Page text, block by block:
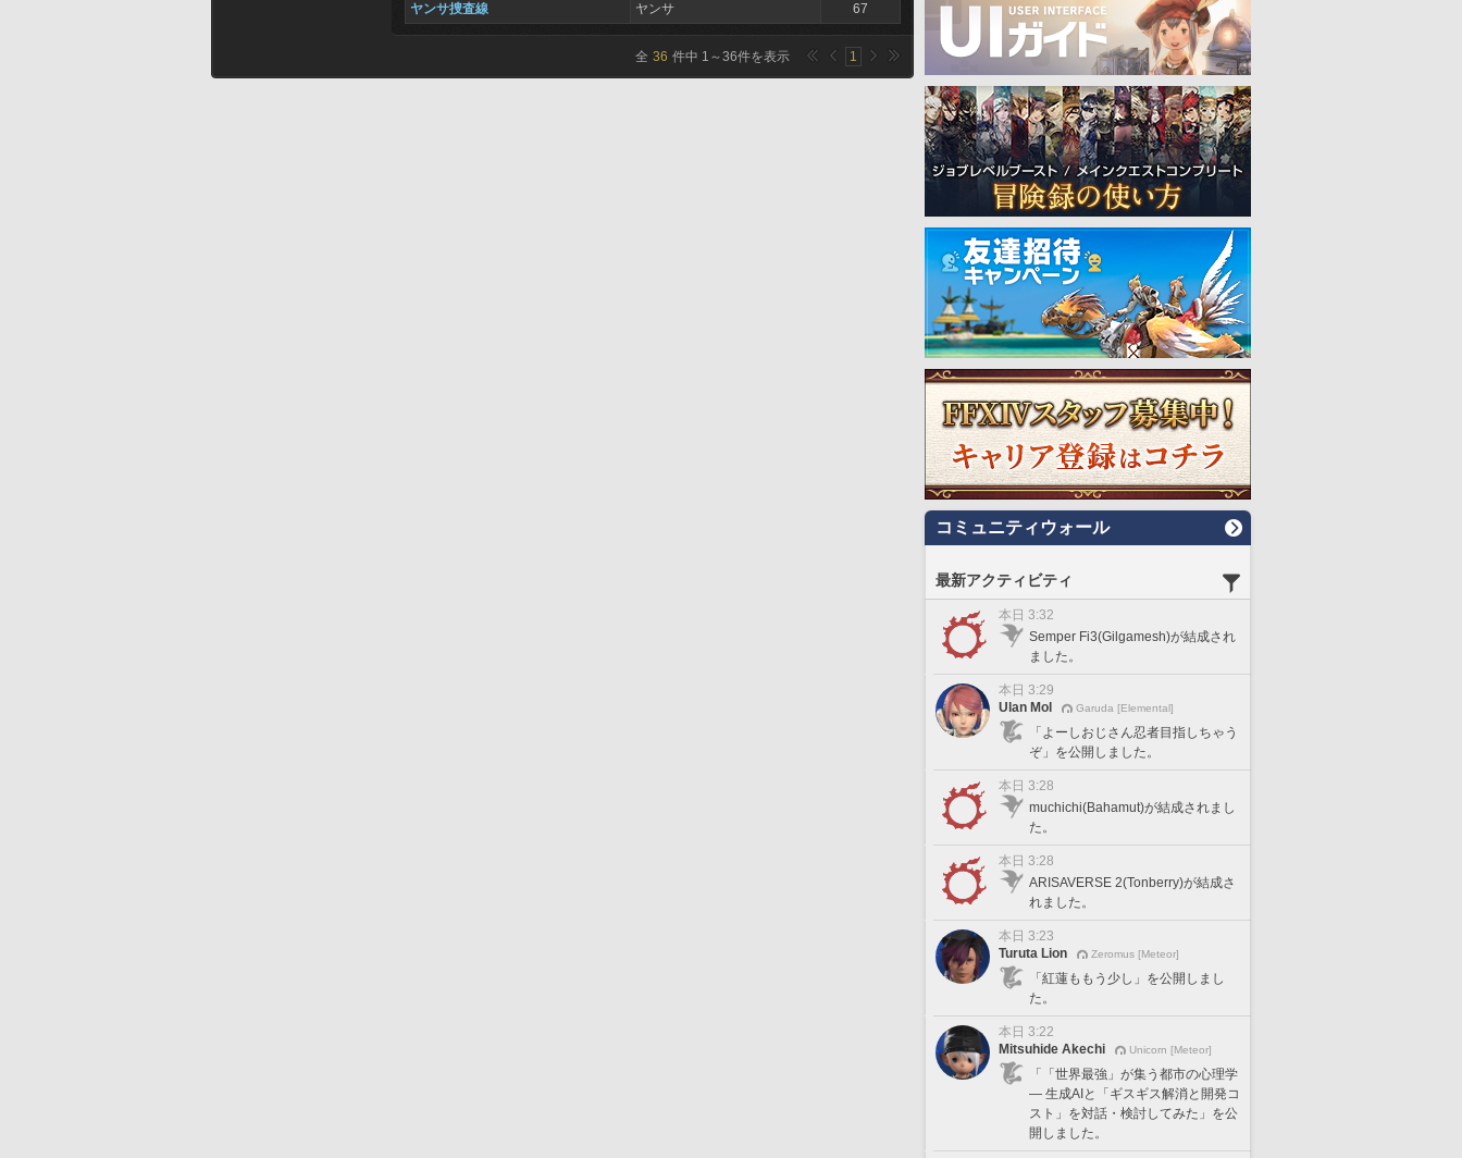
ヤンサ捜査線
ヤンサ 67
全 36 件中 1 ～36件を表示 1
コミュニティウォール
最新アクティビティ
本日 3:32
Semper Fi3(Gilgamesh)が結成され
ました。
本日 3:29
Ulan Mol
Garuda [Elemental]
「よーしおじさん忍者目指しちゃう
ぞ」を公開しました。
本日 3:28
muchichi(Bahamut)が結成されまし
た。
本日 3:28
ARISAVERSE 2(Tonberry)が結成さ
れました。
本日 3:23
Turuta Lion
Zeromus [Meteor]
「紅蓮ももう少し」を公開しまし
た。
本日 3:22
Mitsuhide Akechi
Unicorn [Meteor]
「「世界最強」が集う都市の心理学
— 生成AIと「ギスギス解消と開発コ
スト」を対話・検討してみた」を公
開しました。